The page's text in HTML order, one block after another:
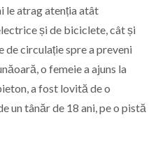
le atrag atenția atât
și de biciclete, cât și
circulație spre a preveni
o femeie a ajuns la
a fost lovită de o
un tânăr de 18 ani, pe o pistă